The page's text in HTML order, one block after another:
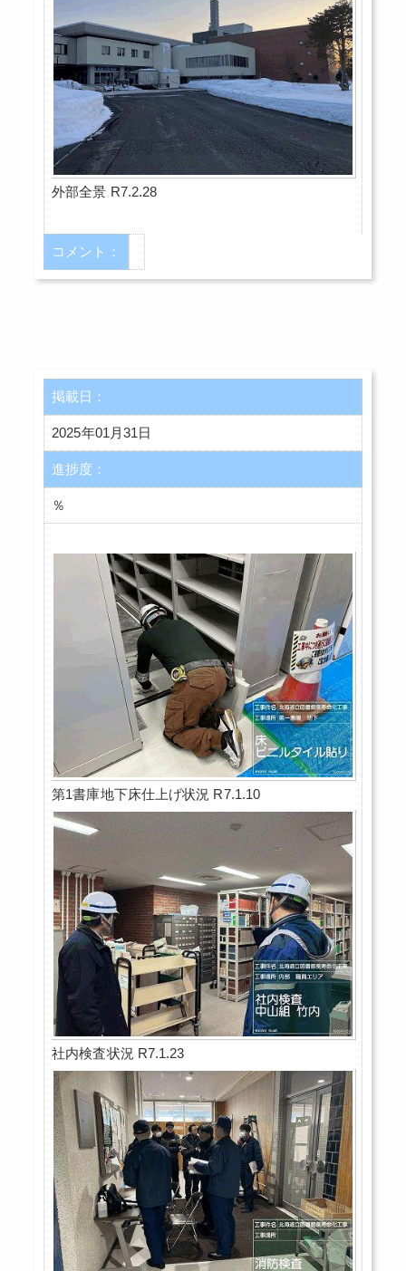
外部全景 R7.2.28
コメント：
掲載日：
2025年01月31日
進捗度：
％
第1書庫地下床仕上げ状況 R7.1.10
社内検査状況 R7.1.23